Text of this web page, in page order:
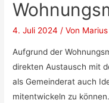
4. Juli 2024 / Von
Aufgrund der
direkten Austausch mit
als Gemeinderat auch
mitentwickeln zu können.